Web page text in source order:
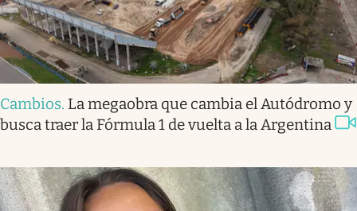
Cambios. La megaobra que cambia el Autódromo y
busca traer la Fórmula 1 de vuelta a la Argentina